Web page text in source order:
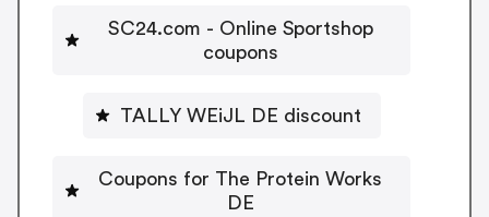
SC24.com - Online Sportshop
coupons
TALLY WEiJL DE discount
Coupons for The Protein Works
DE